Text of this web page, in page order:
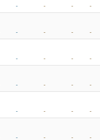
- - -
-
- - -
-
- - -
-
- - -
-
- - -
-
- - - -